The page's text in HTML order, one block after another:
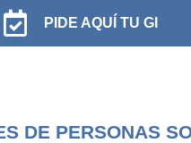
PIDE AQUÍ TU GI
DE PERSONAS